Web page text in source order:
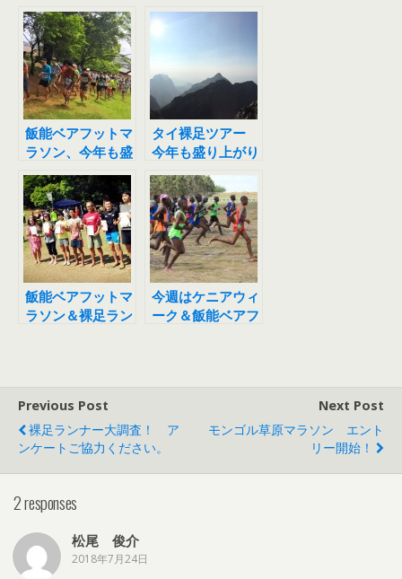
飯能ベアフットマ
ラソン、今年も盛
り上がりました！
タイ裸足ツアー
今年も盛り上がり
ました！
飯能ベアフットマ
ラソン＆裸足ラン
今週はケニアウィ
ーク＆飯能ベアフ
Previous Post
裸足ランナー大調査！ ア
ンケートご協力ください。
Next Post
モンゴル草原マラソン エント
リー開始！
2 responses
松尾 俊介
2018年7月24日